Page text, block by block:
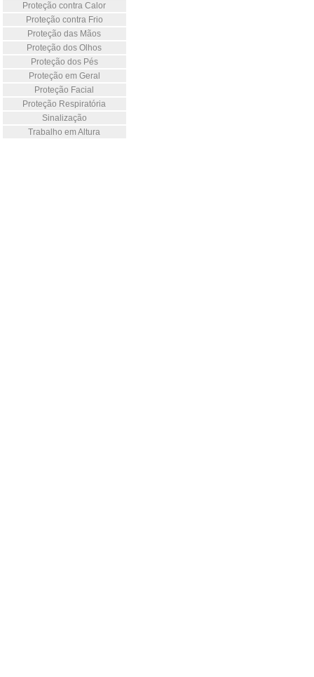
Proteção contra Calor
Proteção contra Frio
Proteção das Mãos
Proteção dos Olhos
Proteção dos Pés
Proteção em Geral
Proteção Facial
Proteção Respiratória
Sinalização
Trabalho em Altura